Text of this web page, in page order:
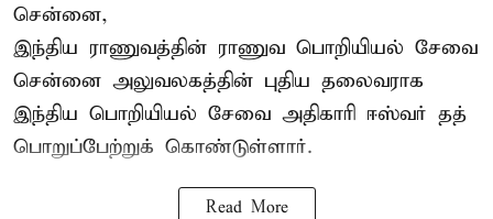
சென்னை,
இந்திய ராணுவத்தின் ராணுவ பொறியியல் சேவை
சென்னை அலுவலகத்தின் புதிய தலைவராக
இந்திய பொறியியல் சேவை அதிகாரி ஈஸ்வர் தத்
பொறுப்பேற்றுக் கொண்டுள்ளார்.
Read More